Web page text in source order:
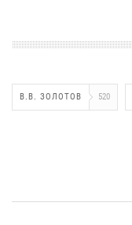
В.В. ЗОЛОТОВ 520